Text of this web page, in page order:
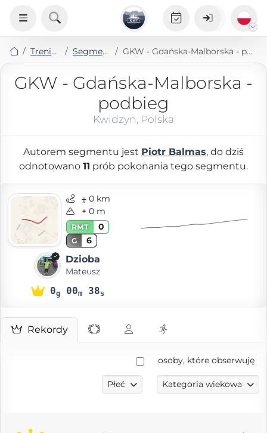
Treningi Segmenty GKW - Gdańska-Malborska - podbieg
GKW - Gdańska-Malborska -
podbieg
Kwidzyn, Polska
Autorem segmentu jest Piotr Balmas, do dziś
odnotowano 11 prób pokonania tego segmentu.
⨦ 0 km
+ 0 m
RMT 0
G 6
Dzioba
Mateusz
0g00m38s
Rekordy
osoby, które obserwuję
Płeć Kategoria wiekowa